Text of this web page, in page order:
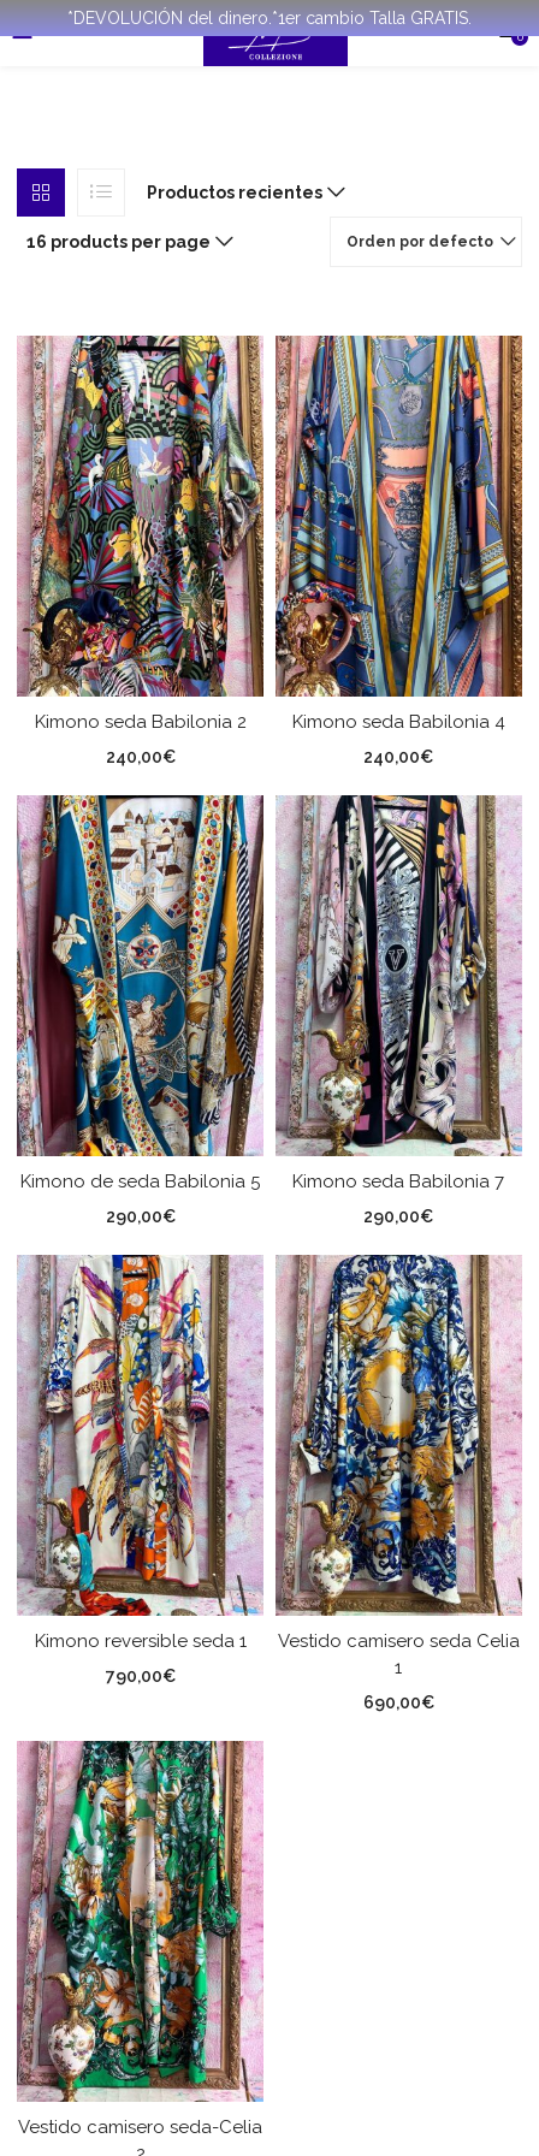
*DEVOLUCIÓN del dinero.*1er cambio Talla GRATIS.
0
Productos recientes
Orden por defecto
16 products per page
Kimono seda Babilonia 2
240,00€
Kimono seda Babilonia 4
240,00€
Kimono de seda Babilonia 5
290,00€
Kimono seda Babilonia 7
290,00€
Kimono reversible seda 1
790,00€
Vestido camisero seda Celia
1
690,00€
Vestido camisero seda-Celia